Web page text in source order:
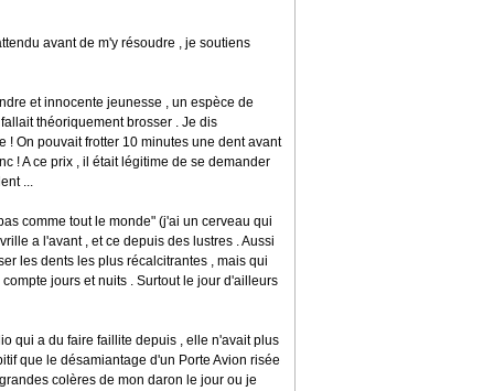
avant de m'y résoudre , je soutiens
et innocente jeunesse , un espèce de
théoriquement brosser . Je dis
On pouvait frotter 10 minutes une dent avant
! A ce prix , il était légitime de se demander
...
comme tout le monde" (j'ai un cerveau qui
a l'avant , et ce depuis des lustres . Aussi
les dents les plus récalcitrantes , mais qui
jours et nuits . Surtout le jour d'ailleurs
qui a du faire faillite depuis , elle n'avait plus
que le désamiantage d'un Porte Avion risée
colères de mon daron le jour ou je